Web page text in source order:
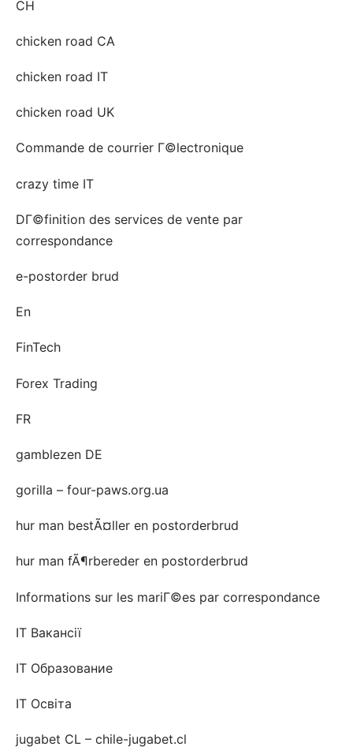
CH
chicken road CA
chicken road IT
chicken road UK
Commande de courrier Г©lectronique
crazy time IT
DГ©finition des services de vente par
correspondance
e-postorder brud
En
FinTech
Forex Trading
FR
gamblezen DE
gorilla – four-paws.org.ua
hur man bestÃ¤ller en postorderbrud
hur man fÃ¶rbereder en postorderbrud
Informations sur les mariГ©es par correspondance
IT Вакансії
IT Образование
IT Освіта
jugabet CL – chile-jugabet.cl